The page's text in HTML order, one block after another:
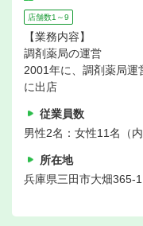
店舗数1～9
【業務内容】
調剤薬局の運営
2001年に、調剤薬局運
に出店
従業員数
男性2名：女性11名（内
所在地
兵庫県三田市大畑365-1